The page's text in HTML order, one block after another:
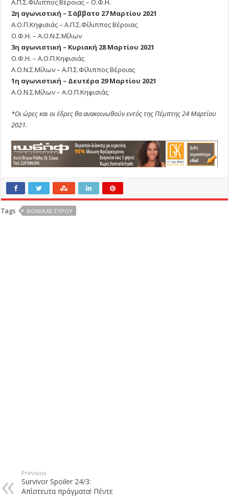
Α.Π.Σ.Φίλιππος Βέροιας – Ο.Φ.Η.
2η αγωνιστική – Σάββατο 27 Μαρτίου 2021
Α.Ο.Π.Κηφισιάς – Α.Π.Σ.Φίλιππος Βέροιας
Ο.Φ.Η. – Α.Ο.Ν.Σ.Μίλων
3η αγωνιστική – Κυριακή 28 Μαρτίου 2021
Ο.Φ.Η. – Α.Ο.Π.Κηφισιάς
Α.Ο.Ν.Σ.Μίλων – Α.Π.Σ.Φίλιππος Βέροιας
1η αγωνιστική – Δευτέρα 29 Μαρτίου 2021
Α.Ο.Ν.Σ.Μίλων – Α.Ο.Π.Κηφισιάς
*Οι ώρες και οι έδρες θα ανακοινωθούν εντός της Πέμπτης 24 Μαρτίου
2021.
Tags ΦΟΙΝΙΚΑΣ ΣΥΡΟΥ
Previous
Survivor Spoiler 24/3:
Απίστευτα πράγματα! Πέντε